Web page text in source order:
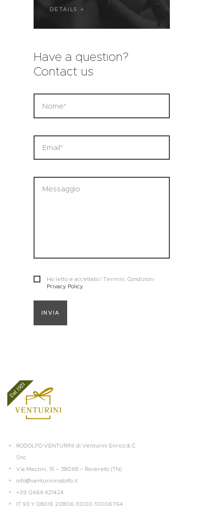
DETAILS
Have a question?
Contact us
Ho letto e accettato i Termini, Condizioni
Privacy Policy
INVIA
RODOLFO VENTURINI di Venturini Enrico & C.
Snc
Via Mazzini, 15 – 38068 – Rovereto (TN)
info@venturinirodolfo.it
+39 0464 421424
IT 93 Y 08016 20806 0000 51006764